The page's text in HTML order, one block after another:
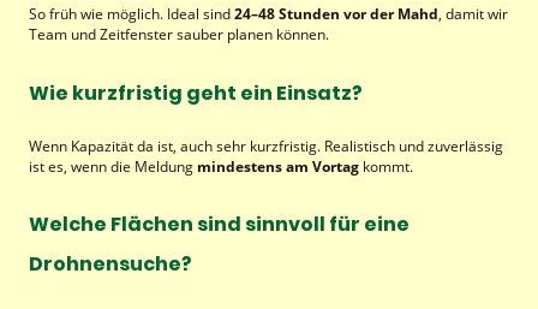
So früh wie möglich. Ideal sind24–48 Stunden vor der Mahd, damit wir
Team und Zeitfenster sauber planen können.
Wie kurzfristig geht ein Einsatz?
Wenn Kapazität da ist, auch sehr kurzfristig. Realistisch und zuverlässig
ist es, wenn die Meldung mindestens am Vortag kommt.
Welche Flächen sind sinnvoll für eine
Drohnensuche?